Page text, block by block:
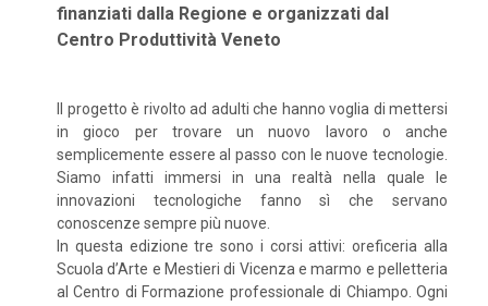
finanziati dalla Regione e organizzati dal
Centro Produttività Veneto
Il progetto è rivolto ad adulti che hanno voglia di mettersi
in gioco per trovare un nuovo lavoro o anche
semplicemente essere al passo con le nuove tecnologie.
Siamo infatti immersi in una realtà nella quale le
innovazioni tecnologiche fanno sì che servano
conoscenze sempre più nuove.
In questa edizione tre sono i corsi attivi: oreficeria alla
Scuola d’Arte e Mestieri di Vicenza e marmo e pelletteria
al Centro di Formazione professionale di Chiampo. Ogni